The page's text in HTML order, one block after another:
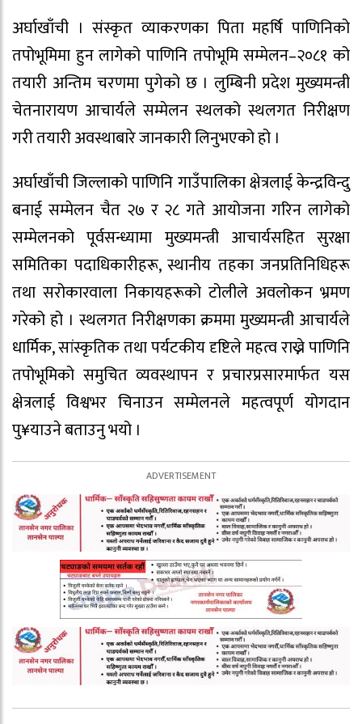
अर्घाखाँची । संस्कृत व्याकरणका पिता महर्षि पाणिनिको
तपोभूमिमा हुन लागेको पाणिनि तपोभूमि सम्मेलन–२०८१ को
तयारी अन्तिम चरणमा पुगेको छ । लुम्बिनी प्रदेश मुख्यमन्त्री
चेतनारायण आचार्यले सम्मेलन स्थलको स्थलगत निरीक्षण
गरी तयारी अवस्थाबारे जानकारी लिनुभएको हो ।
अर्घाखाँची जिल्लाको पाणिनि गाउँपालिका क्षेत्रलाई केन्द्रविन्दु
बनाई सम्मेलन चैत २७ र २८ गते आयोजना गरिन लागेको
सम्मेलनको पूर्वसन्ध्यामा मुख्यमन्त्री आचार्यसहित सुरक्षा
समितिका पदाधिकारीहरू, स्थानीय तहका जनप्रतिनिधिहरू
तथा सरोकारवाला निकायहरूको टोलीले अवलोकन भ्रमण
गरेको हो । स्थलगत निरीक्षणका क्रममा मुख्यमन्त्री आचार्यले
धार्मिक, सांस्कृतिक तथा पर्यटकीय दृष्टिले महत्व राख्ने पाणिनि
तपोभूमिको समुचित व्यवस्थापन र प्रचारप्रसारमार्फत यस
क्षेत्रलाई विश्वभर चिनाउन सम्मेलनले महत्वपूर्ण योगदान
पु¥याउने बताउनु भयो ।